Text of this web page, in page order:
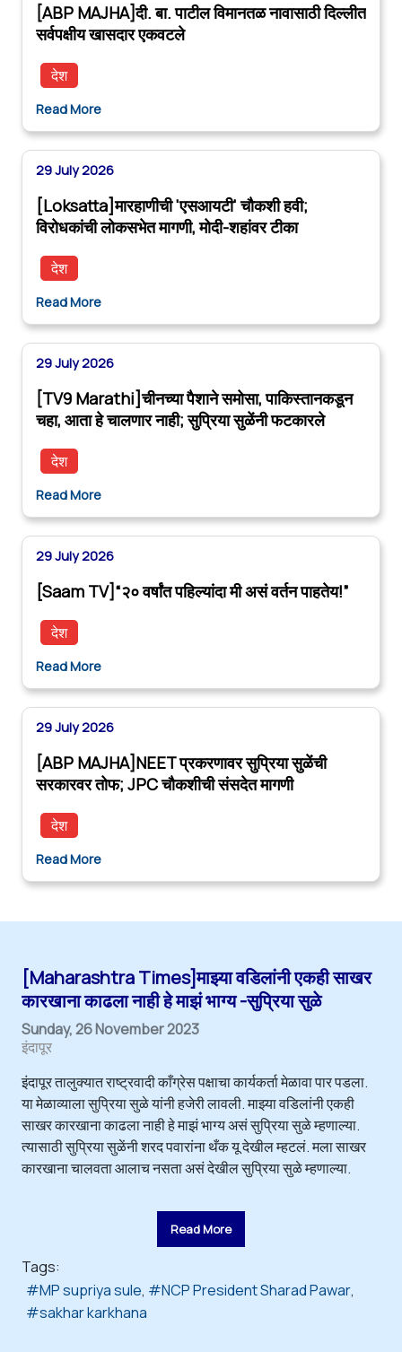
[ABP MAJHA]दी. बा. पाटील विमानतळ नावासाठी दिल्लीत
सर्वपक्षीय खासदार एकवटले
देश
Read More
29 July 2026
[Loksatta]मारहाणीची 'एसआयटी' चौकशी हवी;
विरोधकांची लोकसभेत मागणी, मोदी-शहांवर टीका
देश
Read More
29 July 2026
[TV9 Marathi]चीनच्या पैशाने समोसा, पाकिस्तानकडून
चहा, आता हे चालणार नाही; सुप्रिया सुळेंनी फटकारले
देश
Read More
29 July 2026
[Saam TV]“२० वर्षांत पहिल्यांदा मी असं वर्तन पाहतेय!”
देश
Read More
29 July 2026
[ABP MAJHA]NEET प्रकरणावर सुप्रिया सुळेंची
सरकारवर तोफ; JPC चौकशीची संसदेत मागणी
देश
Read More
[Maharashtra Times]माझ्या वडिलांनी एकही साखर
कारखाना काढला नाही हे माझं भाग्य -सुप्रिया सुळे
Sunday, 26 November 2023
इंदापूर
इंदापूर तालुक्यात राष्ट्रवादी काँग्रेस पक्षाचा कार्यकर्ता मेळावा पार पडला.
या मेळाव्याला सुप्रिया सुळे यांनी हजेरी लावली. माझ्या वडिलांनी एकही
साखर कारखाना काढला नाही हे माझं भाग्य असं सुप्रिया सुळे म्हणाल्या.
त्यासाठी सुप्रिया सुळेंनी शरद पवारांना थँक यू देखील म्हटलं. मला साखर
कारखाना चालवता आलाच नसता असं देखील सुप्रिया सुळे म्हणाल्या.
Read More
Tags:
MP supriya sule
NCP President Sharad Pawar
sakhar karkhana